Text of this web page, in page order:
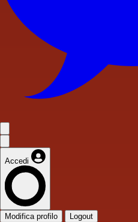
Accedi
Modifica profilo Logout